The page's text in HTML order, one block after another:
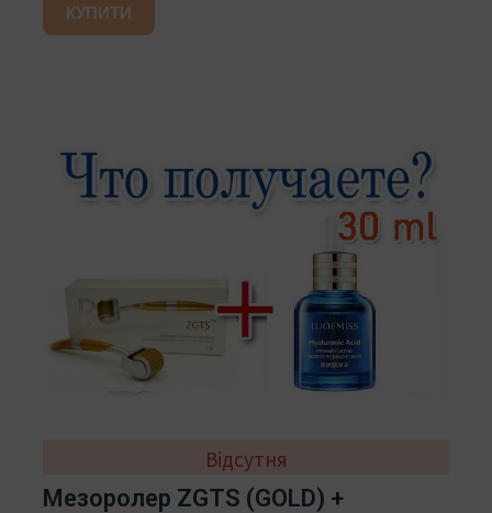
КУПИТИ
Відсутня
Мезоролер ZGTS (GOLD) +